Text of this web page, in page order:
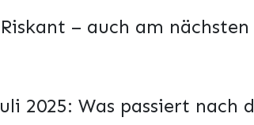
– auch am
2025: Was passiert